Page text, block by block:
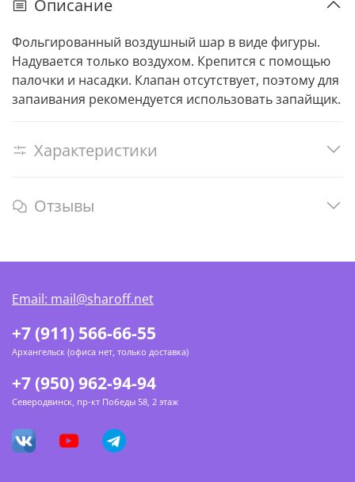
Описание
Фольгированный воздушный шар в виде фигуры.
Надувается только воздухом. Крепится с помощью
палочки и насадки. Клапан отсутствует, поэтому для
запаивания рекомендуется использовать запайщик.
Характеристики
Отзывы
+7 (911) 566-66-55
Архангельск (офиса нет, только доставка)
+7 (950) 962-94-94
Северодвинск, пр-кт Победы 58, 2 этаж
Email: mail@sharoff.net